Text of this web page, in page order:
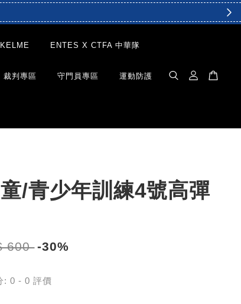
ENTES X CTFA 中華隊
裁判專區 守門員專區 運動防護
/青少年訓練4號高彈
600 -30%
:0 -0 評價